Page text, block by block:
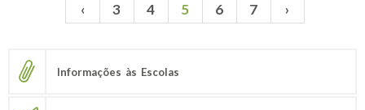
Páginas ‹ 3 4 5 6 7 ›
Informações às Escolas